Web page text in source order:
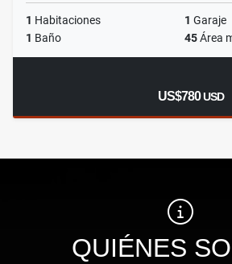
1 Habitaciones 1 Garaje
1 Baño 45Área
US$780USD
QUIÉNES